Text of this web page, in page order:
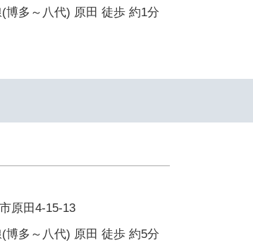
博多～八代) 原田 徒歩 約1分
原田4-15-13
博多～八代) 原田 徒歩 約5分